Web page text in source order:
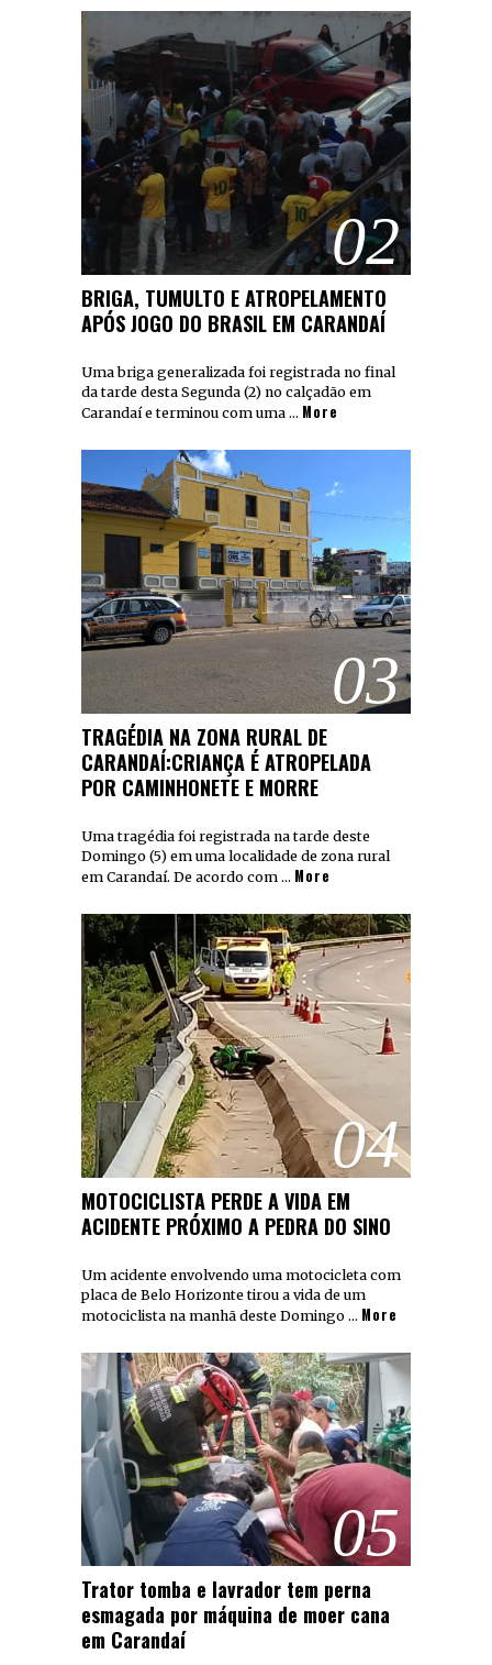
02
BRIGA, TUMULTO E ATROPELAMENTO
APÓS JOGO DO BRASIL EM CARANDAÍ
Uma briga generalizada foi registrada no final
da tarde desta Segunda (2) no calçadão em
Carandaí e terminou com uma … More
03
TRAGÉDIA NA ZONA RURAL DE
CARANDAÍ:CRIANÇA É ATROPELADA
POR CAMINHONETE E MORRE
Uma tragédia foi registrada na tarde deste
Domingo (5) em uma localidade de zona rural
em Carandaí. De acordo com … More
04
MOTOCICLISTA PERDE A VIDA EM
ACIDENTE PRÓXIMO A PEDRA DO SINO
Um acidente envolvendo uma motocicleta com
placa de Belo Horizonte tirou a vida de um
motociclista na manhã deste Domingo … More
05
Trator tomba e lavrador tem perna
esmagada por máquina de moer cana
em Carandaí